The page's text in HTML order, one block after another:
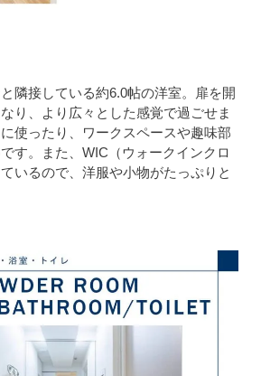
隣接している約6.0帖の洋室。扉を開
り、より広々とした感覚で過ごせま
使ったり、ワークスペースや趣味部
す。また、WIC（ウォークインクロ
いるので、洋服や小物がたっぷりと